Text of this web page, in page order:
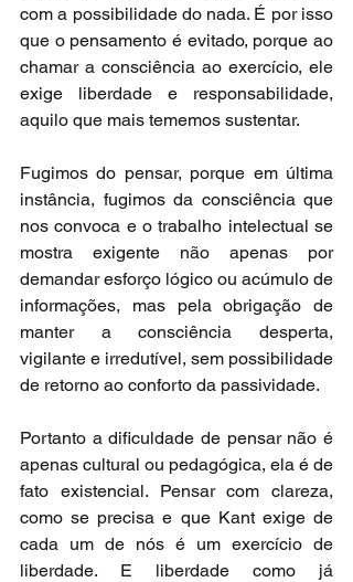
com a possibilidade do nada. É por isso
que o pensamento é evitado, porque ao
chamar a consciência ao exercício, ele
exige liberdade e responsabilidade,
aquilo que mais tememos sustentar.
Fugimos do pensar, porque em última
instância, fugimos da consciência que
nos convoca e o trabalho intelectual se
mostra exigente não apenas por
demandar esforço lógico ou acúmulo de
informações, mas pela obrigação de
manter a consciência desperta,
vigilante e irredutível, sem possibilidade
de retorno ao conforto da passividade.
Portanto a dificuldade de pensar não é
apenas cultural ou pedagógica, ela é de
fato existencial. Pensar com clareza,
como se precisa e que Kant exige de
cada um de nós é um exercício de
liberdade. E liberdade como já